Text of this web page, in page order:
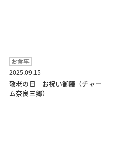
お食事
2025.09.15
敬老の日 お祝い御膳（チャー
ム奈良三郷）